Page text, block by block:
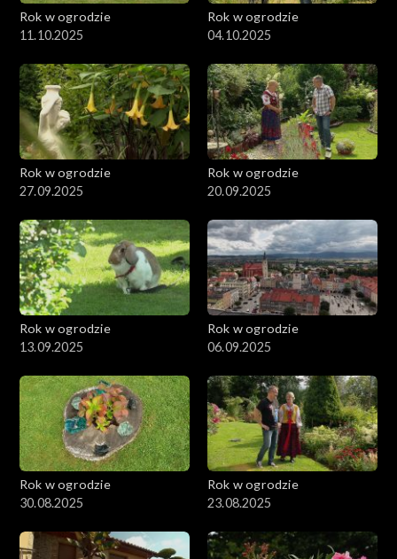
Rok w ogrodzie
11.10.2025
Rok w ogrodzie
04.10.2025
Rok w ogrodzie
27.09.2025
Rok w ogrodzie
20.09.2025
Rok w ogrodzie
13.09.2025
Rok w ogrodzie
06.09.2025
Rok w ogrodzie
30.08.2025
Rok w ogrodzie
23.08.2025